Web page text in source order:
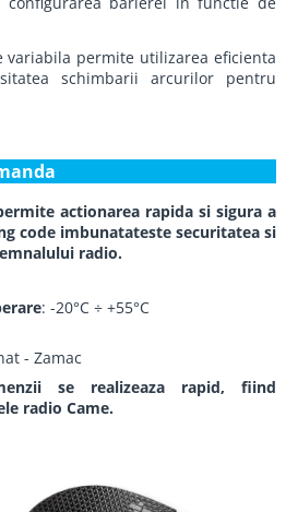
variabila permite utilizarea eficienta
schimbarii arcurilor pentru
actionarea rapida si sigura a
code imbunatateste securitatea si
radio.
: -20°C ÷ +55°C
- Zamac
se realizeaza rapid, fiind
radio Came.